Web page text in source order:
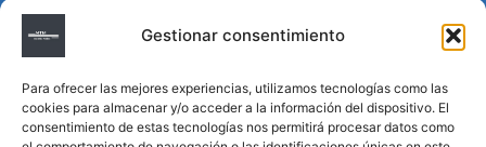
Gestionar consentimiento
Para ofrecer las mejores experiencias, utilizamos tecnologías como las
cookies para almacenar y/o acceder a la información del dispositivo. El
consentimiento de estas tecnologías nos permitirá procesar datos como
Directivas Médicas Anticipadas en Córdoba:
requisitos, registro y validez legal
Sumar vida a los años: decálogo para un
envejecimiento saludable